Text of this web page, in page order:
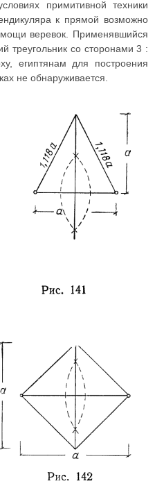
примитивной техники
к прямой возможно
веревок. Применявшийся
треугольник со сторонами 3 :
египтянам для построения
не обнаруживается.